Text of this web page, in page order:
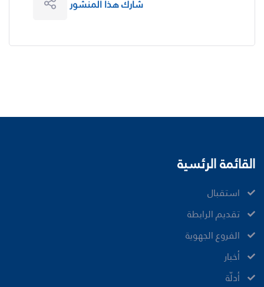
شارك هذا المنشور
القائمة الرئسية
ﺍﺳﺘﻘﺒﺎﻝ
ﺗﻘﺪﻳﻢ ﺍﻟﺮﺍﺑﻄﺔ
الفروع الجهوية
ﺃﺧﺒﺎﺭ
أدلّة